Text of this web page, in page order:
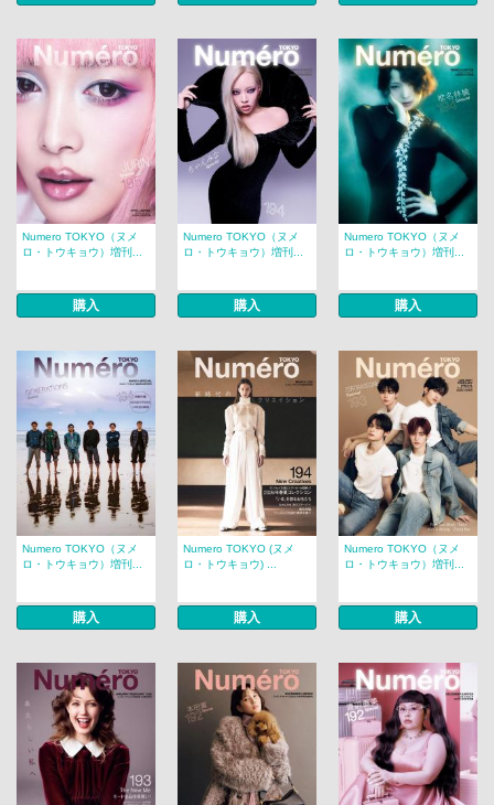
Numero TOKYO（ヌメ
ロ・トウキョウ）増刊...
購入
Numero TOKYO（ヌメ
ロ・トウキョウ）増刊...
購入
Numero TOKYO（ヌメ
ロ・トウキョウ）増刊...
購入
Numero TOKYO（ヌメ
ロ・トウキョウ）増刊...
購入
Numero TOKYO (ヌメ
ロ・トウキョウ) ...
購入
Numero TOKYO（ヌメ
ロ・トウキョウ）増刊...
購入